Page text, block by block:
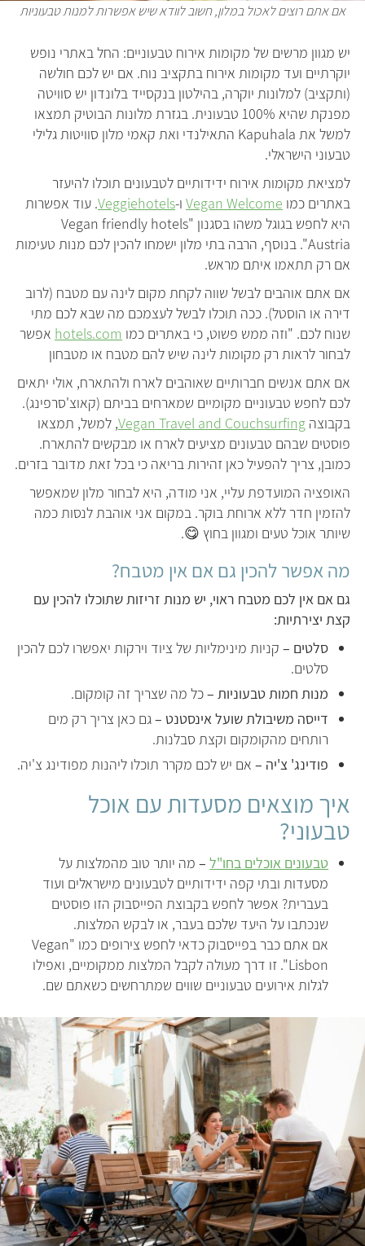
אם אתם רוצים לאכול במלון, חשוב לוודא שיש אפשרות למנות טבעוניות
יש מגוון מרשים של מקומות אירוח טבעוניים: החל באתרי נופש
יוקרתיים ועד מקומות אירוח בתקציב נוח. אם יש לכם חולשה
(ותקציב) למלונות יוקרה, בהילטון בנקסייד בלונדון יש סוויטה
מפנקת שהיא 100% טבעונית. בגזרת מלונות הבוטיק תמצאו
למשל את Kapuhala התאילנדי ואת קאמי מלון סוויטות גלילי
טבעוני הישראלי.
למציאת מקומות אירוח ידידותיים לטבעונים תוכלו להיעזר
באתרים כמו Vegan Welcomeו-Veggiehotels. עוד אפשרות
היא לחפש בגוגל משהו בסגנון "Vegan friendly hotels
Austria". בנוסף, הרבה בתי מלון ישמחו להכין לכם מנות טעימות
אם רק תתאמו איתם מראש.
אם אתם אוהבים לבשל שווה לקחת מקום לינה עם מטבח (לרוב
דירה או הוסטל). ככה תוכלו לבשל לעצמכם מה שבא לכם מתי
שנוח לכם. "וזה ממש פשוט, כי באתרים כמו hotels.com אפשר
לבחור לראות רק מקומות לינה שיש להם מטבח או מטבחון
אם אתם אנשים חברותיים שאוהבים לארח ולהתארח, אולי יתאים
לכם לחפש טבעוניים מקומיים שמארחים בביתם (קאוצ'סרפינג).
בקבוצה Vegan Travel and Couchsurfing, למשל, תמצאו
פוסטים שבהם טבעונים מציעים לארח או מבקשים להתארח.
כמובן, צריך להפעיל כאן זהירות בריאה כי בכל זאת מדובר בזרים.
האופציה המועדפת עליי, אני מודה, היא לבחור מלון שמאפשר
להזמין חדר ללא ארוחת בוקר. במקום אני אוהבת לנסות כמה
שיותר אוכל טעים ומגוון בחוץ 😋.
מה אפשר להכין גם אם אין מטבח?
גם אם אין לכם מטבח ראוי, יש מנות זריזות שתוכלו להכין עם
קצת יצירתיות:
סלטים –קניות מינימליות של ציוד וירקות יאפשרו לכם להכין
סלטים.
מנות חמות טבעוניות –כל מה שצריך זה קומקום.
דייסה משיבולת שועל אינסטנט –גם כאן צריך רק מים
רותחים מהקומקום וקצת סבלנות.
פודינג' צ'יה –אם יש לכם מקרר תוכלו ליהנות מפודינג צ'יה.
איך מוצאים מסעדות עם אוכל
טבעוני?
טבעונים אוכלים בחו"ל– מה יותר טוב מהמלצות על
מסעדות ובתי קפה ידידותיים לטבעונים מישראלים ועוד
בעברית? אפשר לחפש בקבוצת הפייסבוק הזו פוסטים
שנכתבו על היעד שלכם בעבר, או לבקש המלצות.
אם אתם כבר בפייסבוק כדאי לחפש צירופים כמו "Vegan
Lisbon". זו דרך מעולה לקבל המלצות ממקומיים, ואפילו
לגלות אירועים טבעוניים שווים שמתרחשים כשאתם שם.